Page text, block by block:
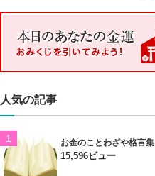
人気の記事
お金のことわざや格言集
15,596ビュー